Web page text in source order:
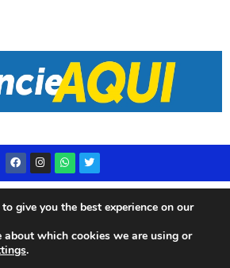
– Todos os direitos reservados
give you the best experience on our
about which cookies we are using or
.